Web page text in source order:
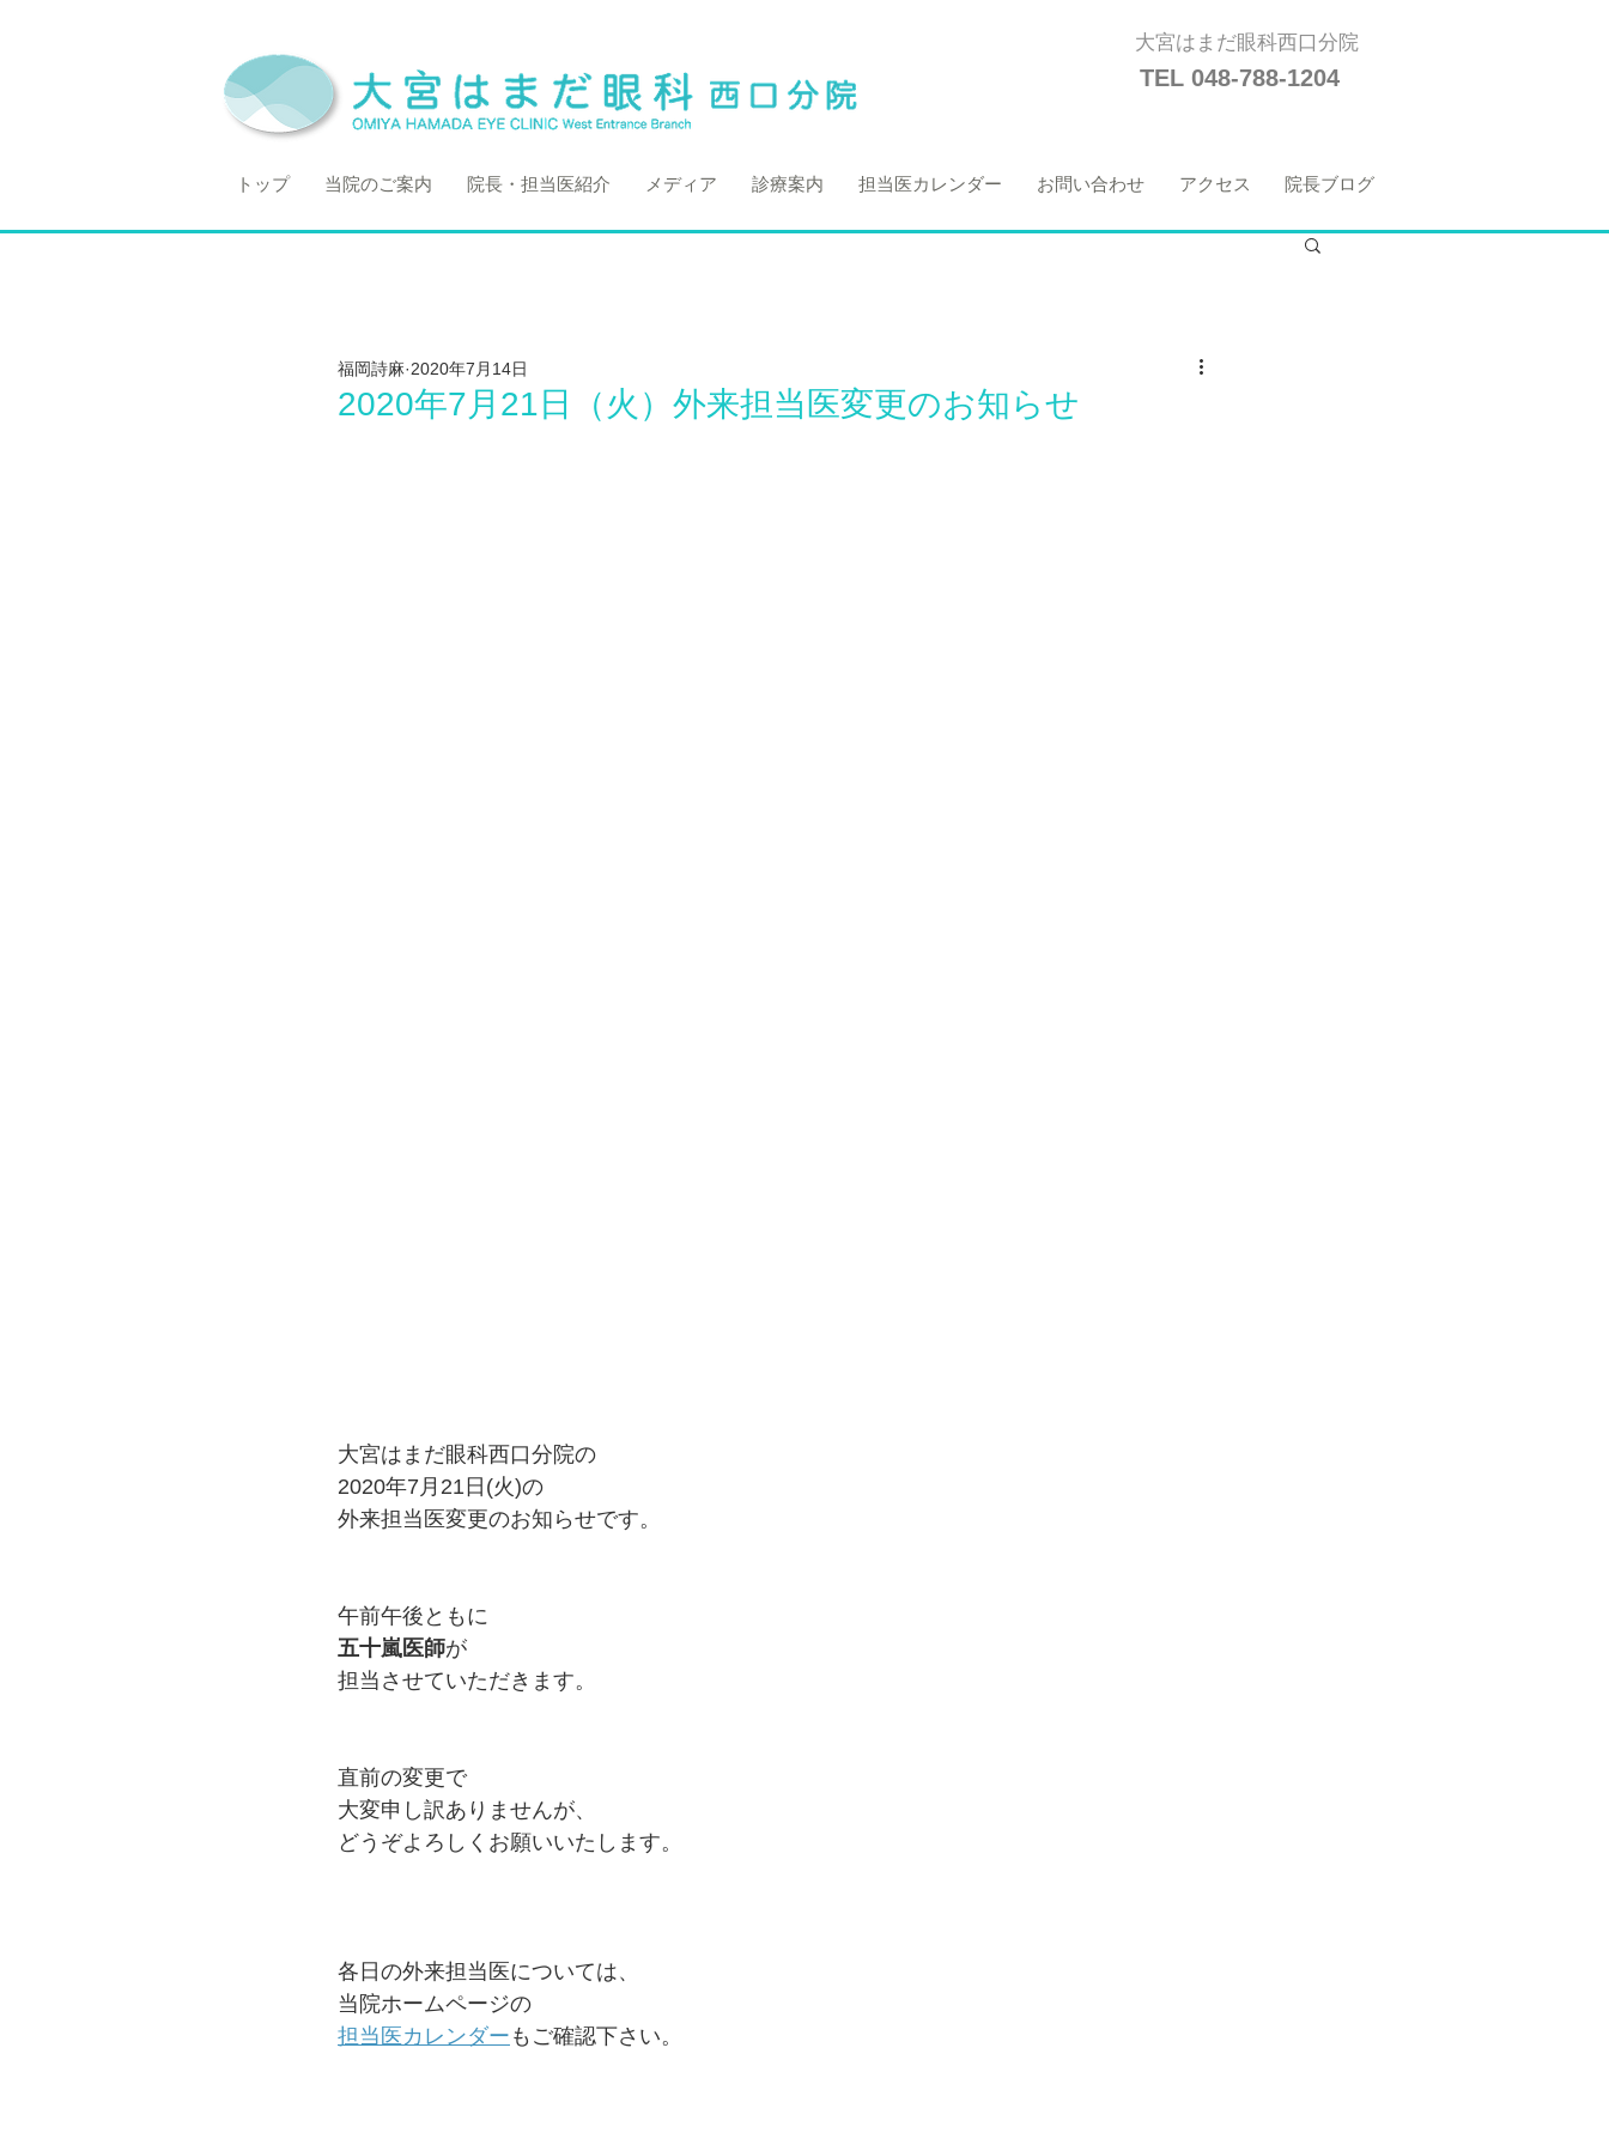
大宮はまだ眼科西口分院
TEL 048-788-1204
トップ 当院のご案内 院長・担当医紹介 メディア 診療案内 担当医カレンダー お問い合わせ アクセス 院長ブログ
2020年7月21日（火）外来担当医変更のお知らせ
福岡詩麻 2020年7月14日
大宮はまだ眼科西口分院の﻿
2020年7月21日(火)の﻿
外来担当医変更のお知らせです。﻿
午前午後ともに﻿
五十嵐医師が﻿
担当させていただきます。﻿
直前の変更で﻿
大変申し訳ありませんが、﻿
どうぞよろしくお願いいたします。﻿
各日の外来担当医については、﻿
当院ホームページの﻿
担当医カレンダー もご確認下さい。﻿